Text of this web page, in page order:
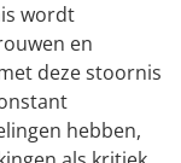
wordt
en
deze stoornis
hebben,